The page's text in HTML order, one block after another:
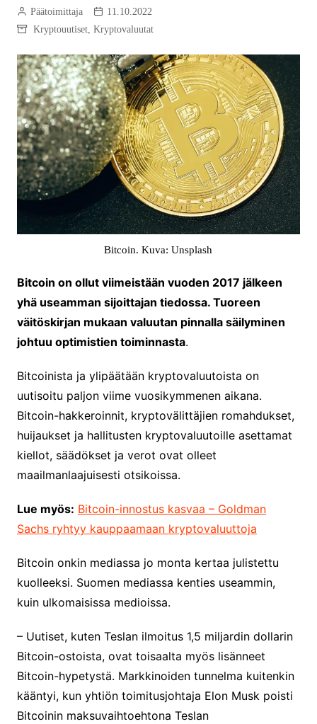
Päätoimittaja
11.10.2022
Kryptouutiset, Kryptovaluutat
Bitcoin. Kuva: Unsplash
Bitcoin on ollut viimeistään vuoden 2017 jälkeen
yhä useamman sijoittajan tiedossa. Tuoreen
väitöskirjan mukaan valuutan pinnalla säilyminen
johtuu optimistien toiminnasta.
Bitcoinista ja ylipäätään kryptovaluutoista on
uutisoitu paljon viime vuosikymmenen aikana.
Bitcoin-hakkeroinnit, kryptovälittäjien romahdukset,
huijaukset ja hallitusten kryptovaluutoille asettamat
kiellot, säädökset ja verot ovat olleet
maailmanlaajuisesti otsikoissa.
Lue myös: Bitcoin-innostus kasvaa – Goldman
Sachs ryhtyy kauppaamaan kryptovaluuttoja
Bitcoin onkin mediassa jo monta kertaa julistettu
kuolleeksi. Suomen mediassa kenties useammin,
kuin ulkomaisissa medioissa.
– Uutiset, kuten Teslan ilmoitus 1,5 miljardin dollarin
Bitcoin-ostoista, ovat toisaalta myös lisänneet
Bitcoin-hypetystä. Markkinoiden tunnelma kuitenkin
kääntyi, kun yhtiön toimitusjohtaja Elon Musk poisti
Bitcoinin maksuvaihtoehtona Teslan